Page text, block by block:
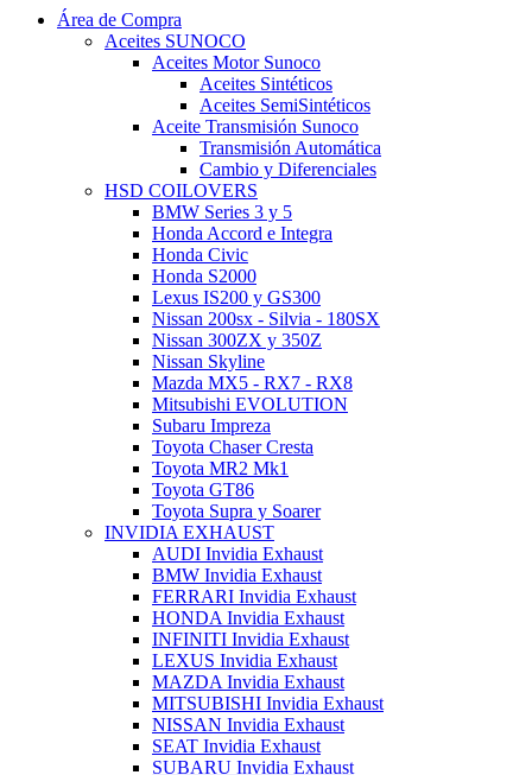
Área de Compra
Aceites SUNOCO
Aceites Motor Sunoco
Aceites Sintéticos
Aceites SemiSintéticos
Aceite Transmisión Sunoco
Transmisión Automática
Cambio y Diferenciales
HSD COILOVERS
BMW Series 3 y 5
Honda Accord e Integra
Honda Civic
Honda S2000
Lexus IS200 y GS300
Nissan 200sx - Silvia - 180SX
Nissan 300ZX y 350Z
Nissan Skyline
Mazda MX5 - RX7 - RX8
Mitsubishi EVOLUTION
Subaru Impreza
Toyota Chaser Cresta
Toyota MR2 Mk1
Toyota GT86
Toyota Supra y Soarer
INVIDIA EXHAUST
AUDI Invidia Exhaust
BMW Invidia Exhaust
FERRARI Invidia Exhaust
HONDA Invidia Exhaust
INFINITI Invidia Exhaust
LEXUS Invidia Exhaust
MAZDA Invidia Exhaust
MITSUBISHI Invidia Exhaust
NISSAN Invidia Exhaust
SEAT Invidia Exhaust
SUBARU Invidia Exhaust